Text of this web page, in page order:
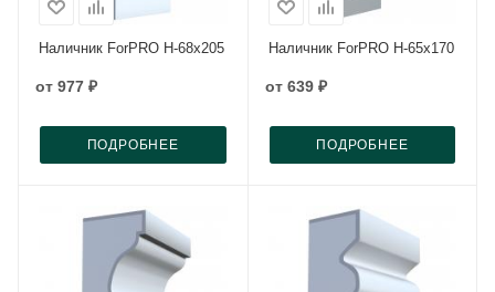
Наличник ForPRO Н-68x205
от 977 ₽
ПОДРОБНЕЕ
Наличник ForPRO Н-65x170
от 639 ₽
ПОДРОБНЕЕ